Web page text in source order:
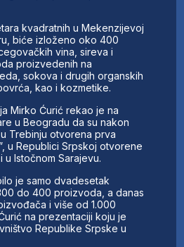
kvadratnih u Mekenzijevoj
biće izloženo oko 400
vina, sireva i
proizvedenih na
sokova i drugih organskih
kao i kozmetike.
Mirko Ćurić rekao je na
u Beogradu da su nakon
Trebinju otvorena prva
u Republici Srpskoj otvorene
u Istočnom Sarajevu.
je samo dvadesetak
do 400 proizvoda, a danas
i više od 1.000
na prezentaciji koju je
Republike Srpske u